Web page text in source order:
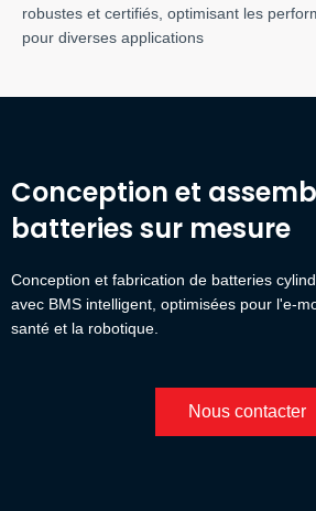
robustes et certifiés, optimisant les
pour diverses applications
Conception et
batteries sur mesure
Conception et fabrication de batteries
avec BMS intelligent, optimisées pour l'e-
santé et la robotique.
Nous contacter